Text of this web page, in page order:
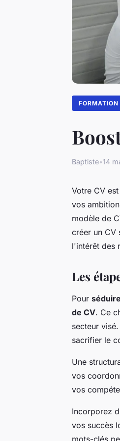
FORMATION
Baptiste•14
Votre CV
vos
modèle de
créer un CV
l'intérêt des
Les
Pour séduire
de CV. Ce
secteur
sacrifier le
Une
vos
vos
Incorporez
vos succès